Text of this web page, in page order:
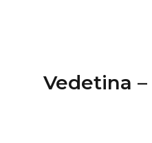
Vedetina –